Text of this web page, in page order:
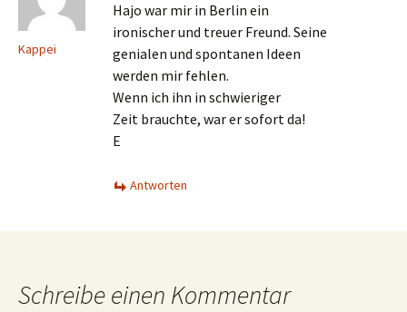
Kappei
Hajo war mir in Berlin ein
ironischer und treuer Freund. Seine
genialen und spontanen Ideen
werden mir fehlen.
Wenn ich ihn in schwieriger
Zeit brauchte, war er sofort da!
E
Antworten
Schreibe einen Kommentar